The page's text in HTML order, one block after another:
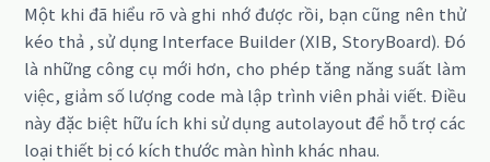
Một khi đã hiểu rõ và ghi nhớ được rồi, bạn cũng nên thử
kéo thả , sử dụng Interface Builder (XIB, StoryBoard). Đó
là những công cụ mới hơn, cho phép tăng năng suất làm
việc, giảm số lượng code mà lập trình viên phải viết. Điều
này đặc biệt hữu ích khi sử dụng autolayout để hỗ trợ các
loại thiết bị có kích thước màn hình khác nhau.